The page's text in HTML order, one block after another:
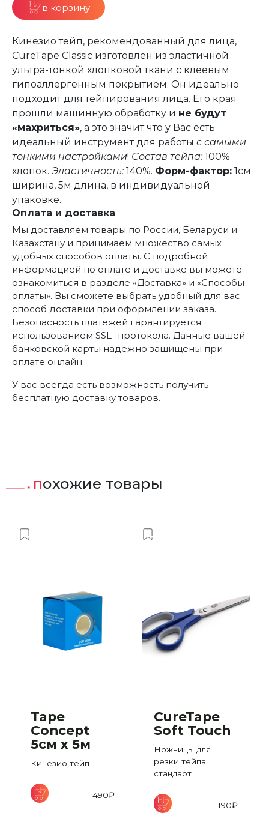
в корзину
Кинезио тейп, рекомендованный для лица,
CureTape Classic изготовлен из эластичной
ультра-тонкой хлопковой ткани с клеевым
гипоаллергенным покрытием. Он идеально
подходит для тейпирования лица. Его края
прошли машинную обработку и не будут
«махриться», а это значит что у Вас есть
идеальный инструмент для работы с самыми
тонкими настройками! Состав тейпа: 100%
хлопок. Эластичность: 140%. Форм-фактор: 1см
ширина, 5м длина, в индивидуальной
упаковке.
Оплата и доставка
Мы доставляем товары по России, Беларуси и
Казахстану и принимаем множество самых
удобных способов оплаты. С подробной
информацией по оплате и доставке вы можете
ознакомиться в разделе «Доставка» и «Способы
оплаты». Вы сможете выбрать удобный для вас
способ доставки при оформлении заказа.
Безопасность платежей гарантируется
использованием SSL- протокола. Данные вашей
банковской карты надежно защищены при
оплате онлайн.
У вас всегда есть возможность получить
бесплатную доставку товаров.
похожие товары
Tape
Concept
5см х 5м
Кинезио тейп
490₽
CureTape
Soft Touch
Ножницы для
резки тейпа
стандарт
1 190₽